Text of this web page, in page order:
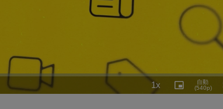
1x
Playback
Rate
Picture-
in-
自動
(540p)